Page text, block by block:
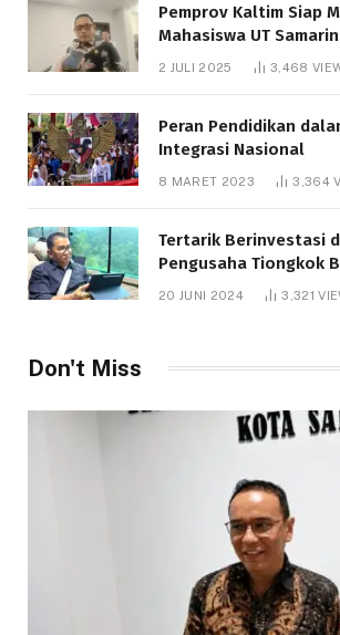
Pemprov Kaltim Siap
Mahasiswa UT
Bantuan Pendidikan
2 JULI 2025 3,468
Peran Pendidikan
Integrasi Nasional
8 MARET 2023 3,364
Tertarik Berinvestasi
Pengusaha Tiongkok
1.000 Hektare
20 JUNI 2024 3,321
Don't Miss